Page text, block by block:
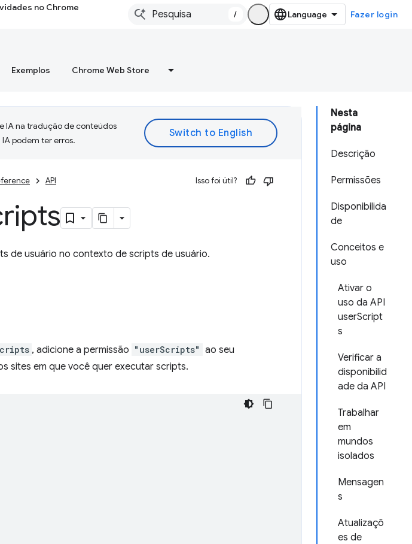
no Chrome
/ Fazer login
Exemplos Chrome Web Store
Nesta
página
Descrição
Permissões
Disponibilida
de
Conceitos e
uso
Ativar o
uso da API
userScript
s
Verificar a
disponibilid
ade da API
Trabalhar
em
mundos
isolados
Mensagen
s
Atualizaçõ
es de
IA na tradução de conteúdos
podem ter erros.
API Isso foi útil?
de usuário no contexto de scripts de usuário.
, adicione a permissão "userScripts" ao seu
sites em que você quer executar scripts.